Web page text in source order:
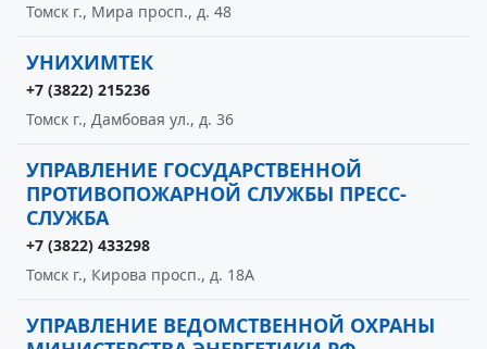
Томск г., Мира просп., д. 48
УНИХИМТЕК
+7 (3822) 215236
Томск г., Дамбовая ул., д. 36
УПРАВЛЕНИЕ ГОСУДАРСТВЕННОЙ
ПРОТИВОПОЖАРНОЙ СЛУЖБЫ ПРЕСС-
СЛУЖБА
+7 (3822) 433298
Томск г., Кирова просп., д. 18А
УПРАВЛЕНИЕ ВЕДОМСТВЕННОЙ ОХРАНЫ